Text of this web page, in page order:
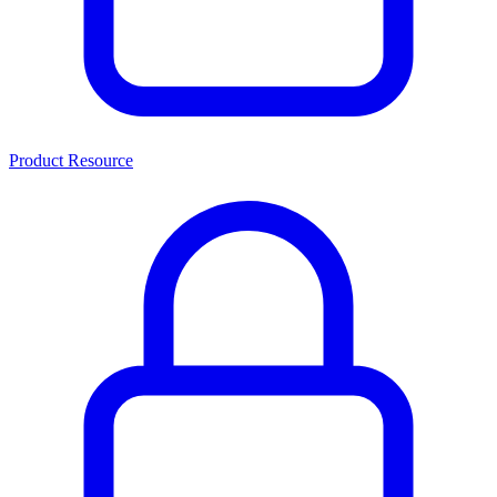
Product Resource